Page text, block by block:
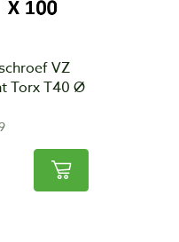
VZ
Torx T40 Ø